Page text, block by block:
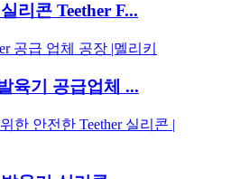
리콘 Teether F...
육기 공급업체 ...